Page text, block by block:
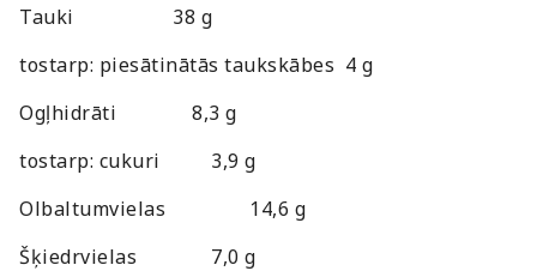
Tauki
38 g
tostarp: piesātinātās taukskābes 4 g
Ogļhidrāti
8,3 g
tostarp: cukuri
3,9 g
Olbaltumvielas
14,6 g
Šķiedrvielas
7,0 g